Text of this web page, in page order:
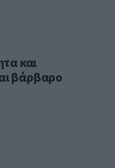
και
βάρβαρο